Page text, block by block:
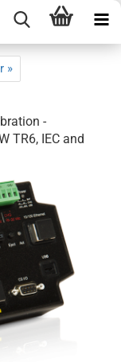
»
-
TR6, IEC and